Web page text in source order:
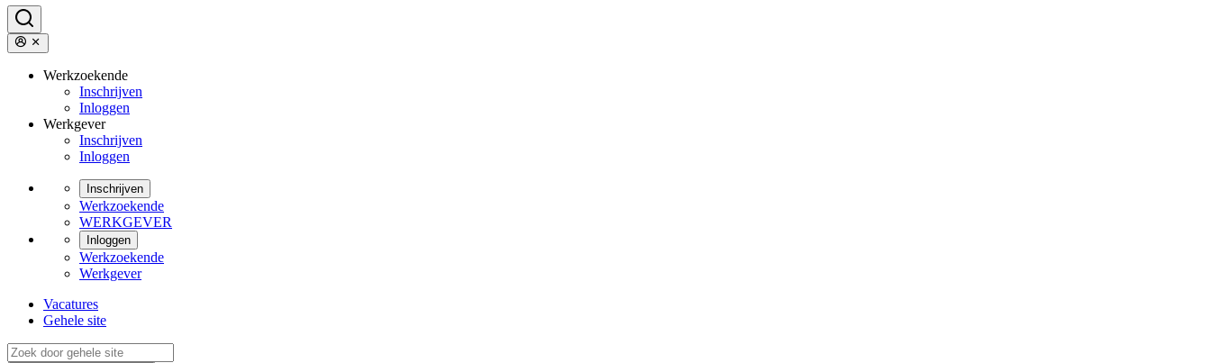
Werkzoekende
Inschrijven
Inloggen
Werkgever
Inschrijven
Inloggen
Inschrijven
Werkzoekende
WERKGEVER
Inloggen
Werkzoekende
Werkgever
Vacatures
Gehele site